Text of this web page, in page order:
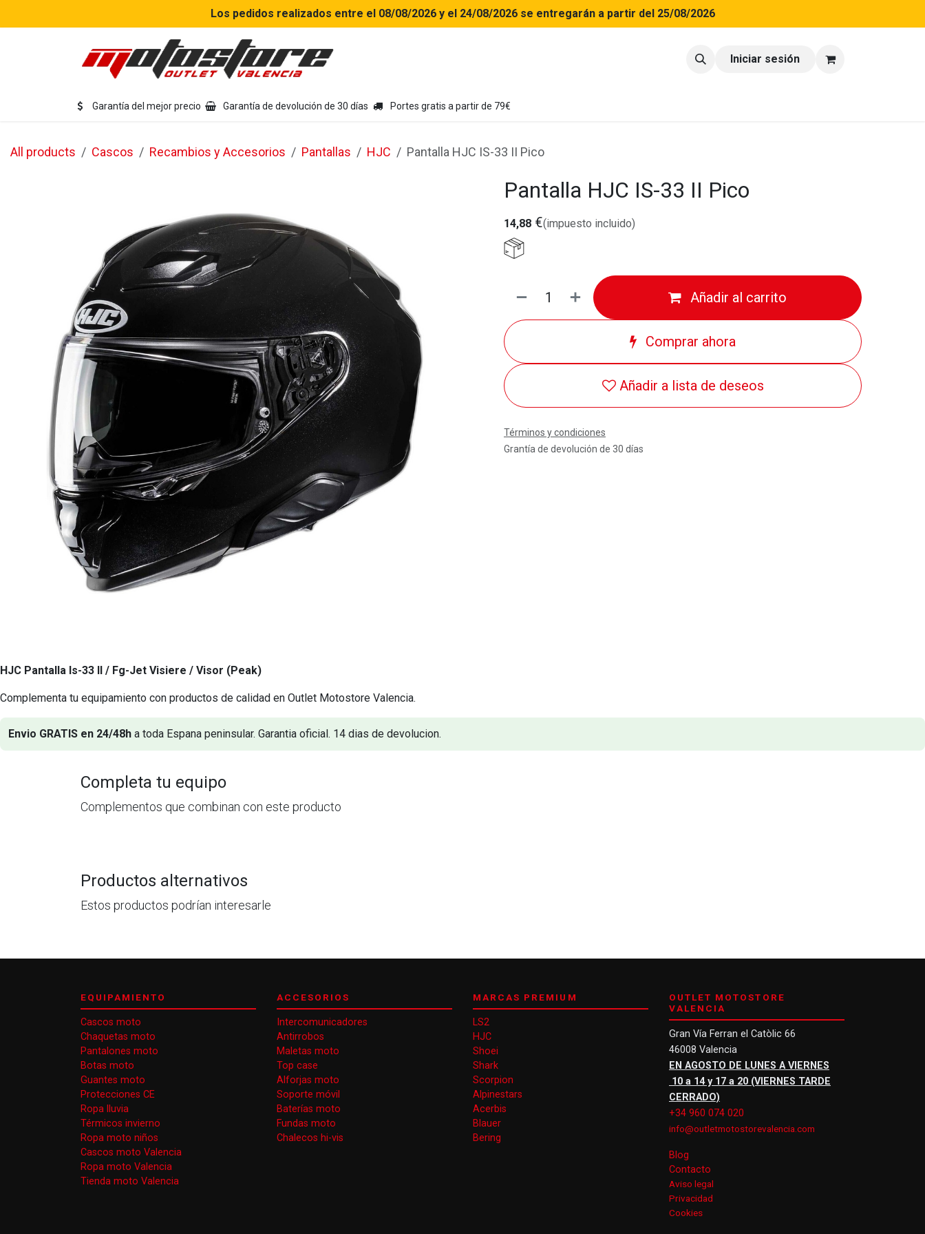
Los pedidos realizados entre el 08/08/2026 y el 24/08/2026 se entregarán a partir del 25/08/2026
Equipamiento moto Iniciar sesión
Garantía del mejor precio Garantía de devolución de 30 días Portes gratis a partir de 79€
All products Cascos Recambios y Accesorios Pantallas HJC Pantalla HJC IS-33 II Pico
Pantalla HJC IS-33 II Pico
14,88 €(impuesto incluido)
Añadir al carrito
Comprar ahora
Añadir a lista de deseos
Términos y condiciones
Grantía de devolución de 30 días
HJC Pantalla Is-33 II / Fg-Jet Visiere / Visor (Peak)
Complementa tu equipamiento con productos de calidad en Outlet Motostore Valencia.
Envio GRATIS en 24/48h a toda Espana peninsular. Garantia oficial. 14 dias de devolucion.
Completa tu equipo
Complementos que combinan con este producto
Productos alternativos
Estos productos podrían interesarle
EQUIPAMIENTO
Cascos moto
Chaquetas moto
Pantalones moto
Botas moto
Guantes moto
Protecciones CE
Ropa lluvia
Térmicos invierno
Ropa moto niños
Cascos moto Valencia
Ropa moto Valencia
Tienda moto Valencia
ACCESORIOS
Intercomunicadores
Antirrobos
Maletas moto
Top case
Alforjas moto
Soporte móvil
Baterías moto
Fundas moto
Chalecos hi-vis
MARCAS PREMIUM
LS2
HJC
Shoei
Shark
Scorpion
Alpinestars
Acerbis
Blauer
Bering
OUTLET MOTOSTORE
VALENCIA
Gran Vía Ferran el Catòlic 66
46008 Valencia
EN AGOSTO DE LUNES A VIERNES
10 a 14 y 17 a 20 (VIERNES TARDE
CERRADO)
+34 960 074 020
info@outletmotostorevalencia.com
Blog
Contacto
Aviso legal
Privacidad
Cookies